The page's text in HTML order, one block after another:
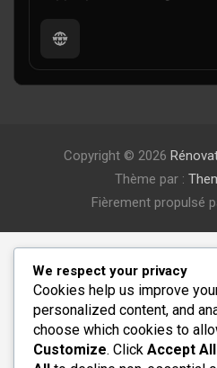
Copyright © 2026
Thème par :
Fièrement propulsé
We respect your privacy
Cookies help us improve
personalized content, and
choose which cookies to
Customize. Click Accept All